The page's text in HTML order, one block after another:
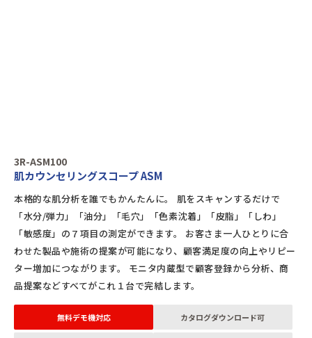
3R-ASM100
肌カウンセリングスコープ ASM
本格的な肌分析を誰でもかんたんに。 肌をスキャンするだけで
「水分/弾力」「油分」「毛穴」「色素沈着」「皮脂」「しわ」
「敏感度」の７項目の測定ができます。 お客さま一人ひとりに合
わせた製品や施術の提案が可能になり、顧客満足度の向上やリピー
ター増加につながります。 モニタ内蔵型で顧客登録から分析、商
品提案などすべてがこれ１台で完結します。
無料デモ機対応 カタログダウンロード可